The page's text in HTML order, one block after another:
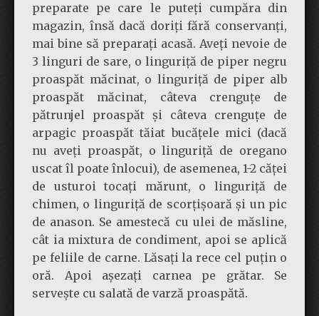
preparate pe care le puteți cumpăra din
magazin, însă dacă doriți fără conservanți,
mai bine să preparați acasă. Aveți nevoie de
3 linguri de sare, o linguriță de piper negru
proaspăt măcinat, o linguriță de piper alb
proaspăt măcinat, câteva crenguțe de
pătrunjel proaspăt și câteva crenguțe de
arpagic proaspăt tăiat bucățele mici (dacă
nu aveți proaspăt, o linguriță de oregano
uscat îl poate înlocui), de asemenea, 1-2 căței
de usturoi tocați mărunt, o linguriță de
chimen, o linguriță de scorțișoară și un pic
de anason. Se amestecă cu ulei de măsline,
cât ia mixtura de condiment, apoi se aplică
pe feliile de carne. Lăsați la rece cel puțin o
oră. Apoi așezați carnea pe grătar. Se
servește cu salată de varză proaspătă.